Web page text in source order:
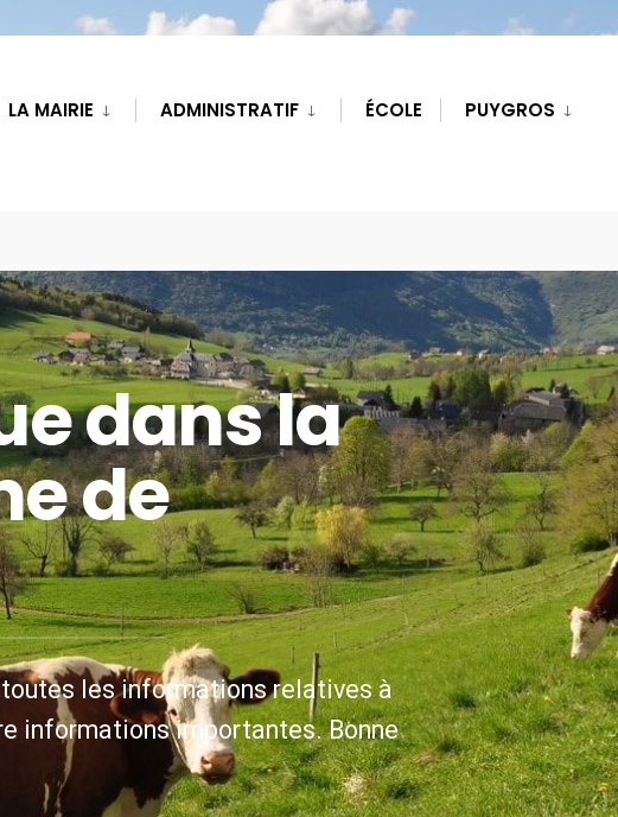
LA MAIRIE ADMINISTRATIF ÉCOLE PUYGROS
dans la
de
les informations relatives à
informations importantes. Bonne